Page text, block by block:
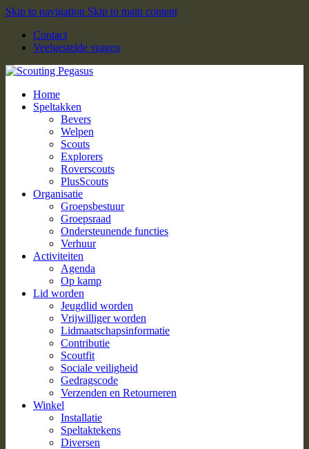
Skip to navigation Skip to main content
Contact
Veelgestelde vragen
Home
Speltakken
Bevers
Welpen
Scouts
Explorers
Roverscouts
PlusScouts
Organisatie
Groepsbestuur
Groepsraad
Ondersteunende functies
Verhuur
Activiteiten
Agenda
Op kamp
Lid worden
Jeugdlid worden
Vrijwilliger worden
Lidmaatschapsinformatie
Contributie
Scoutfit
Sociale veiligheid
Gedragscode
Verzenden en Retourneren
Winkel
Installatie
Speltaktekens
Diversen